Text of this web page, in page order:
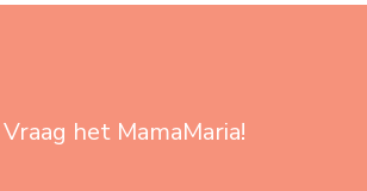
Vraag het MamaMaria!